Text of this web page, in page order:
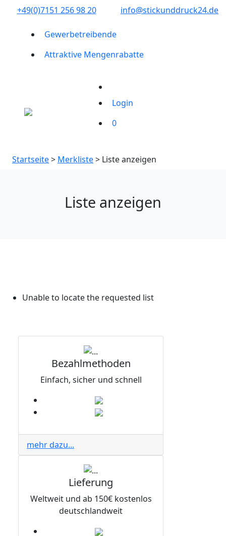
+49(0)7151 256 98 20‬ info@stickunddruck24.de
Gewerbetreibende
Attraktive Mengenrabatte
Login
0
Startseite> Merkliste> Liste anzeigen
Liste anzeigen
Unable to locate the requested list
Bezahlmethoden
Einfach, sicher und schnell
mehr dazu...
Lieferung
Weltweit und ab 150€ kostenlos
deutschlandweit